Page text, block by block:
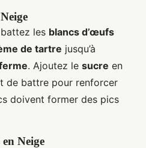
les blancs d’œufs
de tartre jusqu’à
. Ajoutez le sucre en
de battre pour renforcer
doivent former des pics
Neige